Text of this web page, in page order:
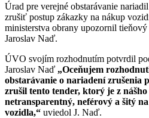
Úrad pre verejné obstarávanie
zrušiť postup zákazky na nákup
ministerstva obrany upozornil
Jaroslav Naď.
ÚVO svojím rozhodnutím potvrdil
Jaroslav Naď „Oceňujem
obstarávanie o nariadení zrušenia
zrušil tento tender, ktorý je z
netransparentný, neférový a šitý
vozidla,“ uviedol J. Naď.